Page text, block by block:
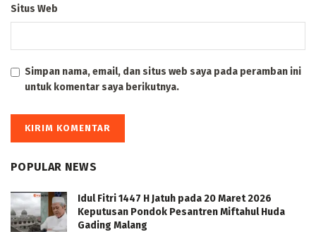
Situs Web
Simpan nama, email, dan situs web saya pada peramban ini
untuk komentar saya berikutnya.
POPULAR NEWS
Idul Fitri 1447 H Jatuh pada 20 Maret 2026
Keputusan Pondok Pesantren Miftahul Huda
Gading Malang